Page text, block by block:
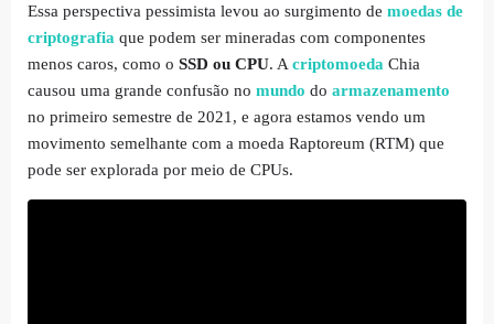
Essa perspectiva pessimista levou ao surgimento de moedas de
criptografia que podem ser mineradas com componentes
menos caros, como o SSD ou CPU. A criptomoeda Chia
causou uma grande confusão no mundo do armazenamento
no primeiro semestre de 2021, e agora estamos vendo um
movimento semelhante com a moeda Raptoreum (RTM) que
pode ser explorada por meio de CPUs.